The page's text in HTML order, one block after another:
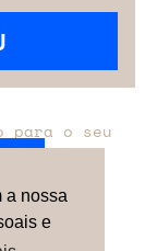
a nossa
e
para o seu
COMO